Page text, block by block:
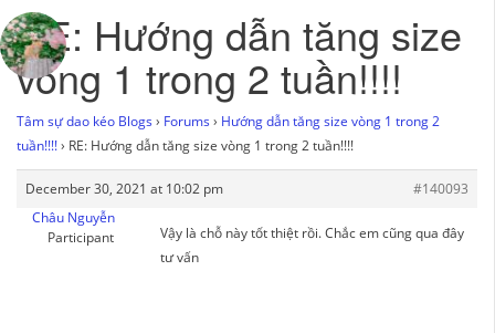
RE: Hướng dẫn tăng size
vòng 1 trong 2 tuần!!!!
Tâm sự dao kéo Blogs › Forums › Hướng dẫn tăng size vòng 1 trong 2
tuần!!!!› RE: Hướng dẫn tăng size vòng 1 trong 2 tuần!!!!
December 30, 2021 at 10:02 pm
#140093
Châu Nguyễn
Participant
Vậy là chỗ này tốt thiệt rồi. Chắc em cũng qua đây
tư vấn